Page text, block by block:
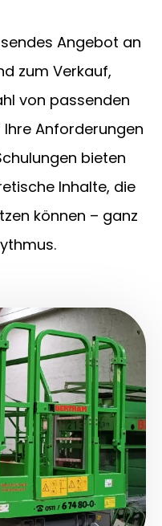
Angebot an
zum Verkauf,
von passenden
Anforderungen
bieten
Inhalte, die
können – ganz